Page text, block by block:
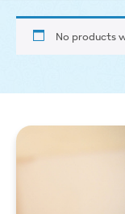
No products